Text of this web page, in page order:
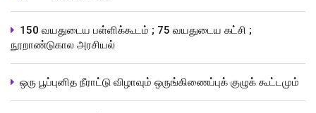
150 வயதுடைய பள்ளிக்கூடம் ; 75 வயதுடைய கட்சி ;
நூறாண்டுகால அரசியல்
ஒரு பூப்புனித நீராட்டு விழாவும் ஒருங்கிணைப்புக் குழுக் கூட்டமும்